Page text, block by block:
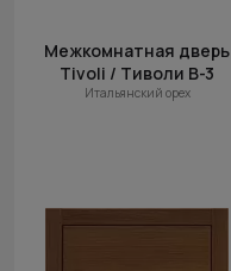
Межкомнатная дверь
Tivoli / Тиволи В-3
Итальянский орех